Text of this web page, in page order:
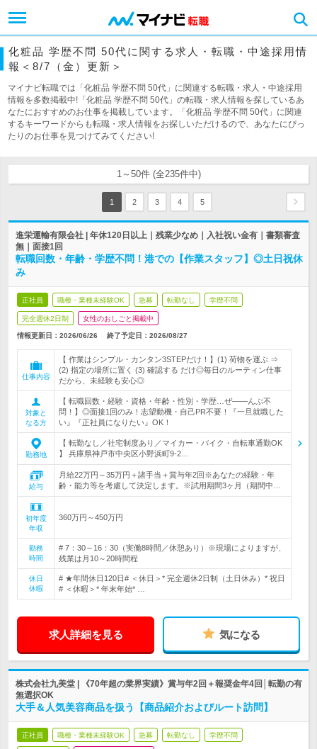
化粧品 学歴不問 50代に関する求人・転職・中途採用情
報＜8/7（金）更新＞
マイナビ転職では「化粧品 学歴不問 50代」に関連する転職・求人・中途採用
情報を多数掲載中!「化粧品 学歴不問 50代」の転職・求人情報を探しているあ
なたにおすすめのお仕事を掲載しています。「化粧品 学歴不問 50代」に関連
するキーワードからも転職・求人情報をお探しいただけるので、あなたにぴっ
たりのお仕事を見つけてみてください!
1～50件 (全235件中)
1 2 3 4 5
進栄運輸有限会社 | 年休120日以上｜残業少なめ｜入社祝い金有｜書類審査
無｜面接1回
転職回数・年齢・学歴不問！港での【作業スタッフ】◎土日祝休
み
正社員 職種・業種未経験OK 急募 転勤なし 学歴不問
完全週休2日制 女性のおしごと掲載中
情報更新日：2026/06/26 終了予定日： 2026/08/27
仕事内容
【 作業はシンプル・カンタン3STEPだけ！】(1) 荷物を運ぶ ⇒
(2) 指定の場所に置く (3) 確認する だけ◎毎日のルーティン仕事
だから、未経験も安心◎
対象と
なる方
【 転職回数・経験・資格・年齢・性別・学歴…ぜ――んぶ不
問！】◎面接1回のみ！志望動機・自己PR不要！『一旦就職した
い』『正社員になりたい』OK！
勤務地
【 転勤なし／社宅制度あり／マイカー・バイク・自転車通勤OK
】 兵庫県神戸市中央区小野浜町9-2…
給与
月給22万円～35万円＋諸手当＋賞与年2回※あなたの経験・年
齢・能力等を考慮して決定します。※試用期間3ヶ月（期間中…
初年度
年収
360万円～450万円
勤務
時間
# 7：30～16：30（実働8時間／休憩あり）※現場によりますが、
残業は月10～20時間程
休日
休暇
# ★年間休日120日# ＜休日＞* 完全週休2日制（土日休み）* 祝日
# ＜休暇＞* 年末年始* …
求人詳細を見る 気になる
株式会社九美堂 | 《70年超の業界実績》賞与年2回＋報奨金年4回│転勤の有
無選択OK
大手＆人気美容商品を扱う【商品紹介およびルート訪問】
正社員 職種・業種未経験OK 急募 転勤なし 学歴不問